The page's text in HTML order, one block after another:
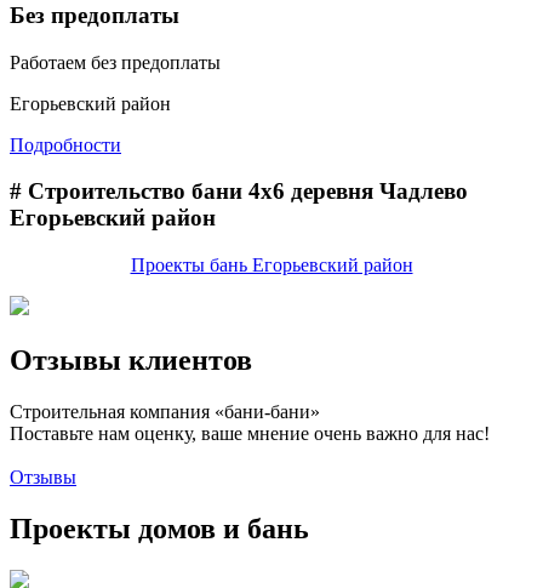
Без предоплаты
Работаем без предоплаты
Егорьевский район
Подробности
# Строительство бани 4х6 деревня Чадлево
Егорьевский район
Проекты бань Егорьевский район
Отзывы клиентов
Строительная компания «бани-бани»
Поставьте нам оценку, ваше мнение очень важно для нас!
Отзывы
Проекты домов и бань